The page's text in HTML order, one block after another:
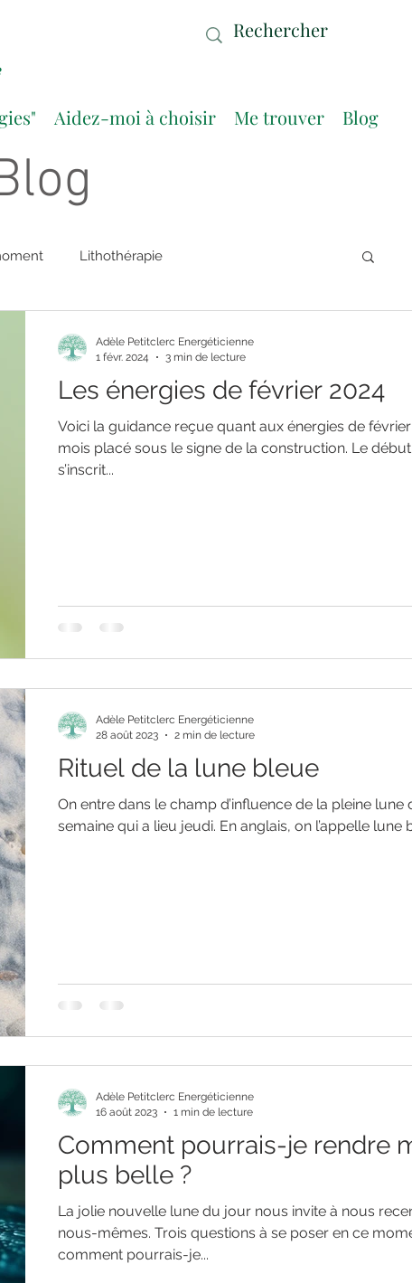
Aidez-moi à choisir Me trouver Blog
Lithothérapie
Les énergies de février 2024
Voici la guidance reçue quant aux énergies de février
mois placé sous le signe de la construction. Le
s’inscrit...
Adèle Petitclerc Energéticienne
1 févr. 2024
3 min de lecture
Rituel de la lune bleue
On entre dans le champ d’influence de la pleine lune
semaine qui a lieu jeudi. En anglais, on l’appelle lune
Adèle Petitclerc Energéticienne
28 août 2023
2 min de lecture
Comment pourrais-je rendre
plus belle ?
La jolie nouvelle lune du jour nous invite à nous
nous-mêmes. Trois questions à se poser en ce
comment pourrais-je...
Adèle Petitclerc Energéticienne
16 août 2023
1 min de lecture